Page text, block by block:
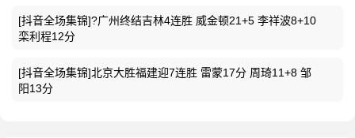
[抖音全场集锦]?广州终结吉林4连胜 威金顿21+5 李祥波8+10
栾利程12分
[抖音全场集锦]北京大胜福建迎7连胜 雷蒙17分 周琦11+8 邹
阳13分